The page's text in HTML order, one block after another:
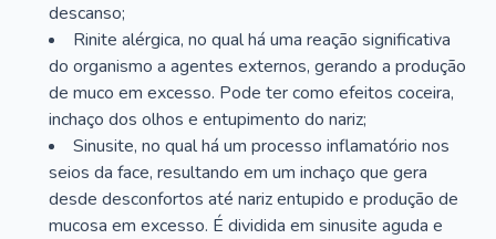
descanso;
Rinite alérgica, no qual há uma reação significativa
do organismo a agentes externos, gerando a produção
de muco em excesso. Pode ter como efeitos coceira,
inchaço dos olhos e entupimento do nariz;
Sinusite, no qual há um processo inflamatório nos
seios da face, resultando em um inchaço que gera
desde desconfortos até nariz entupido e produção de
mucosa em excesso. É dividida em sinusite aguda e